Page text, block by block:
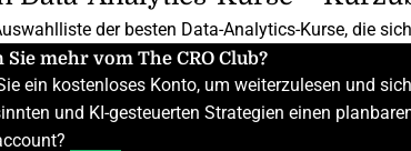
der besten Data-Analytics-Kurse, die
mehr vom The CRO Club?
ein kostenloses Konto, um weiterzulesen und
und KI-gesteuerten Strategien einen